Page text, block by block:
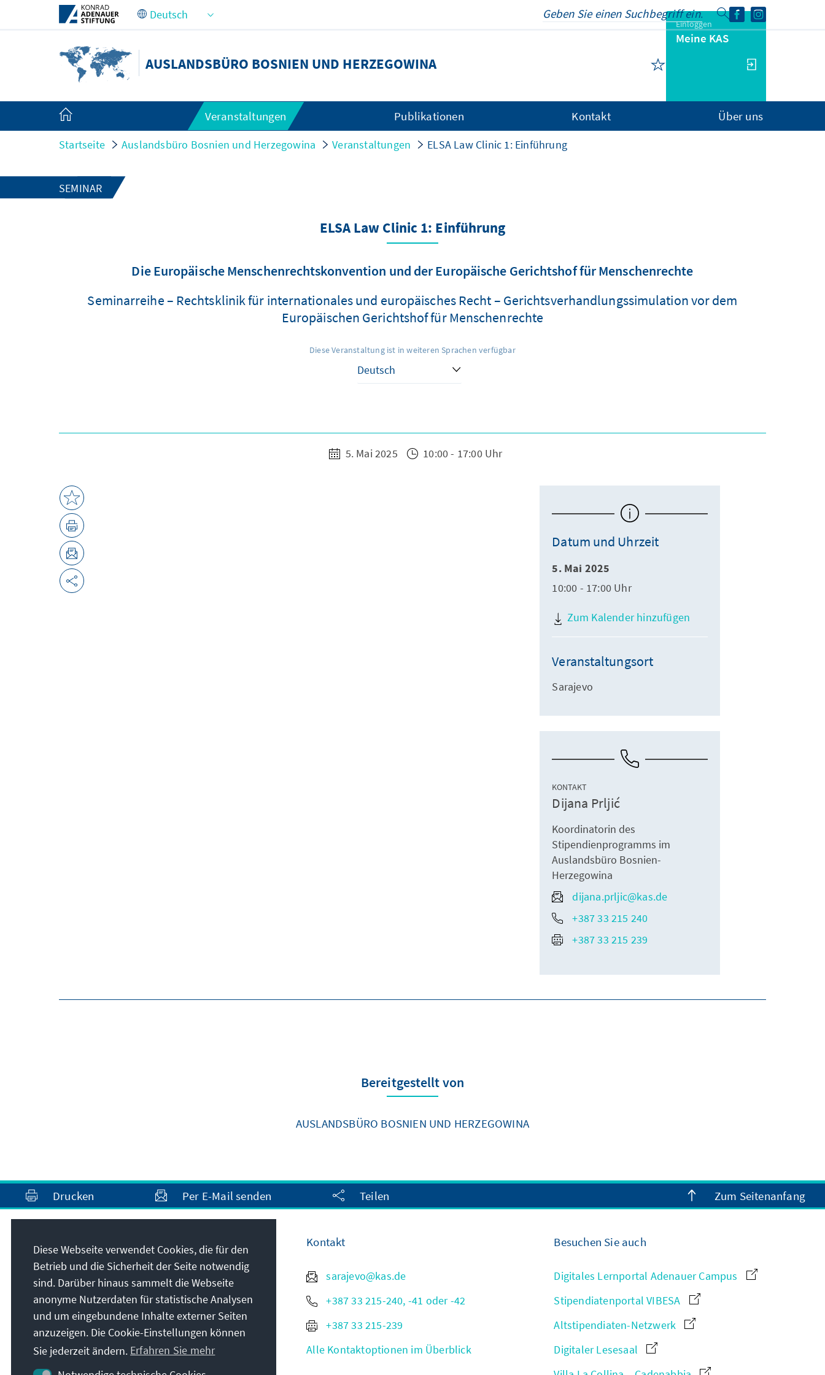
Zum Hauptinhalt springen
AUSLANDSBÜRO BOSNIEN UND HERZEGOWINA
Einloggen
Meine KAS
Veranstaltungen Publikationen Kontakt Über uns
Startseite Auslandsbüro Bosnien und Herzegowina Veranstaltungen ELSA Law Clinic 1: Einführung
SEMINAR
ELSA Law Clinic 1: Einführung
Die Europäische Menschenrechtskonvention und der Europäische Gerichtshof für Menschenrechte
Seminarreihe – Rechtsklinik für internationales und europäisches Recht – Gerichtsverhandlungssimulation vor dem
Europäischen Gerichtshof für Menschenrechte
Diese Veranstaltung ist in weiteren Sprachen verfügbar
5. Mai 2025 10:00 - 17:00 Uhr
Datum und Uhrzeit
5. Mai 2025
10:00 - 17:00 Uhr
Zum Kalender hinzufügen
Veranstaltungsort
Sarajevo
KONTAKT
Dijana Prljić
Koordinatorin des
Stipendienprogramms im
Auslandsbüro Bosnien-
Herzegowina
dijana.prljic@kas.de
+387 33 215 240
+387 33 215 239
Bereitgestellt von
AUSLANDSBÜRO BOSNIEN UND HERZEGOWINA
Drucken Per E-Mail senden Teilen Zum Seitenanfang
Anschrift
Konrad-Adenauer-Stiftung e.V.
Auslandsbüro Bosnien und Herzegowina
Sagrdžije 41
71000Sarajevo
Bosnien und Herzegowina
Kontakt
sarajevo@kas.de
+387 33 215-240, -41 oder -42
+387 33 215-239
Alle Kontaktoptionen im Überblick
Besuchen Sie auch
Digitales Lernportal Adenauer Campus
Stipendiatenportal VIBESA
Altstipendiaten-Netzwerk
Digitaler Lesesaal
Diese Webseite verwendet Cookies, die für den
Betrieb und die Sicherheit der Seite notwendig
sind. Darüber hinaus sammelt die Webseite
anonyme Nutzerdaten für statistische Analysen
und um eingebundene Inhalte externer Seiten
anzuzeigen. Die Cookie-Einstellungen können
Sie jederzeit ändern. Erfahren Sie mehr